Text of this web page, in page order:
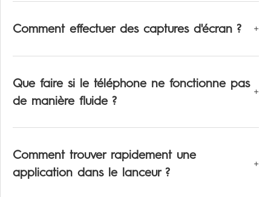
Comment effectuer des captures d'écran ?
Que faire si le téléphone ne fonctionne pas
de manière fluide ?
Comment trouver rapidement une
application dans le lanceur ?